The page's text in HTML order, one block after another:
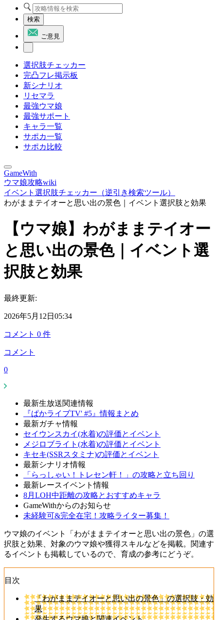
検索
ご意見
選択肢チェッカー
完凸フレ掲示板
新シナリオ
リセマラ
最強ウマ娘
最強サポート
キャラ一覧
サポカ一覧
サポカ比較
GameWith
ウマ娘攻略wiki
イベント選択肢チェッカー（逆引き検索ツール）
わがままテイオーと思い出の景色｜イベント選択肢と効果
【ウマ娘】わがままテイオー
と思い出の景色｜イベント選
択肢と効果
最終更新:
2026年5月12日05:34
コメント 0 件
コメント
0
最新生放送関連情報
『ぱかライブTV' #5』情報まとめ
最新ガチャ情報
セイウンスカイ(水着)の評価とイベント
メジロブライト(水着)の評価とイベント
キセキ(SSRスタミナ)の評価とイベント
最新シナリオ情報
「らっしゃい！トレセン軒！」の攻略と立ち回り
最新レースイベント情報
8月LOH中距離の攻略とおすすめキャラ
GameWithからのお知らせ
未経験可&完全在宅！攻略ライター募集！
ウマ娘のイベント「わがままテイオーと思い出の景色」の選
択肢と効果、対象のウマ娘や獲得スキルなどを掲載。関連す
るイベントも掲載しているので、育成の参考にどうぞ。
目次
「わがままテイオーと思い出の景色」の選択肢・効
果